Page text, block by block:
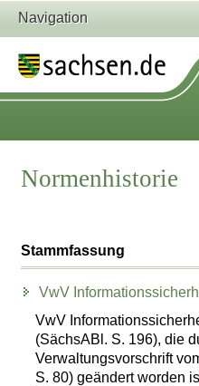
Navigation
Normenhistorie
Stammfassung
VwV
VwV
(SächsABl. S. 196), die
Verwaltungsvorschrift
S. 80) geändert worden